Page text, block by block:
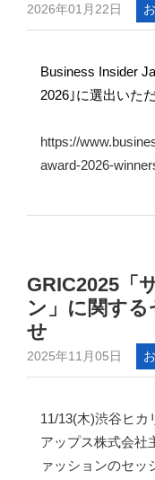
2026年01月22日
Business Insider
2026｣に選出いた
https://
award-2026-
GRIC2025「
ン」に関す
せ
2025年11月05日
11/13(木)渋谷ヒカ
アップス株式会社
ァッションのセッ